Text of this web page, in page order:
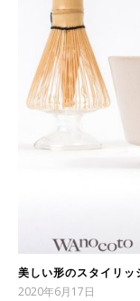
美しい形のスタイリッ
2020年6月17日